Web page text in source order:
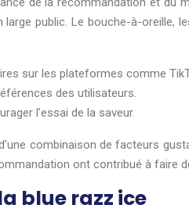
public. Le bouche-à-
sur les plateformes comme
des utilisateurs.
l’essai de la saveur.
combinaison de facteurs
ont contribué à faire
blue razz ice